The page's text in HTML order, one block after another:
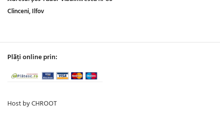
Clinceni, Ilfov
Plăți online prin:
Host by CHROOT